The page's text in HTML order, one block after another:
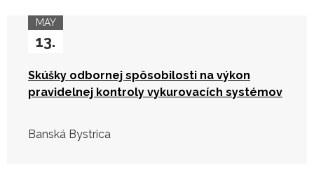
MAY
13.
Skúšky odbornej spôsobilosti na výkon
pravidelnej kontroly vykurovacích systémov
Banská Bystrica